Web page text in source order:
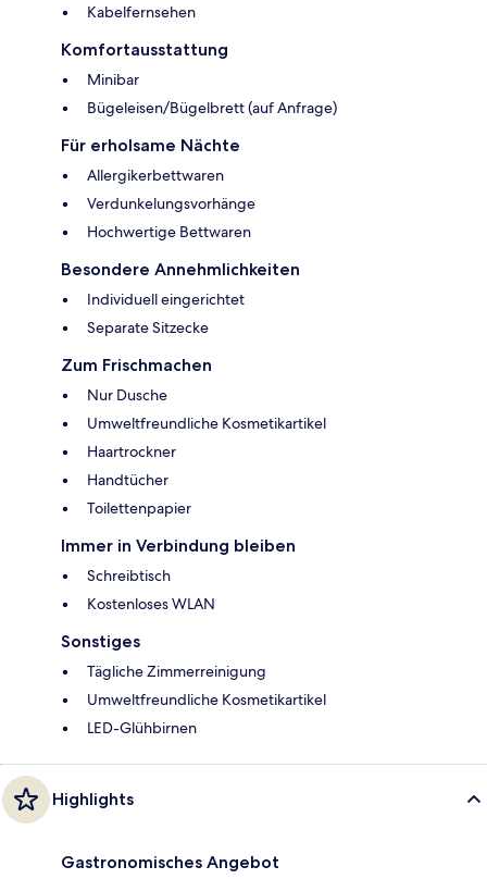
Kabelfernsehen
Komfortausstattung
Minibar
Bügeleisen/Bügelbrett (auf Anfrage)
Für erholsame Nächte
Allergikerbettwaren
Verdunkelungsvorhänge
Hochwertige Bettwaren
Besondere Annehmlichkeiten
Individuell eingerichtet
Separate Sitzecke
Zum Frischmachen
Nur Dusche
Umweltfreundliche Kosmetikartikel
Haartrockner
Handtücher
Toilettenpapier
Immer in Verbindung bleiben
Schreibtisch
Kostenloses WLAN
Sonstiges
Tägliche Zimmerreinigung
Umweltfreundliche Kosmetikartikel
LED-Glühbirnen
Highlights
Gastronomisches Angebot